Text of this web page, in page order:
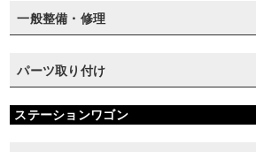
一般整備・修理
パーツ取り付け
ステーションワゴン